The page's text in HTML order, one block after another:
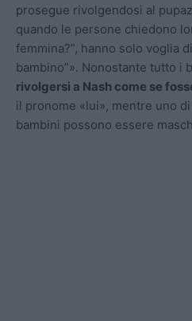
prosegue rivolgendosi al
quando le persone chiedono
femmina?”, hanno solo voglia
bambino”». Nonostante tutto i
rivolgersi a Nash come se
il pronome «lui», mentre uno
bambini possono essere